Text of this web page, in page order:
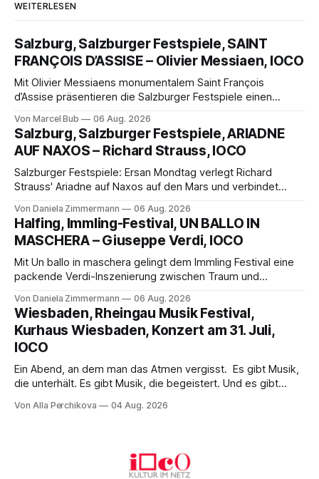
WEITERLESEN
Salzburg, Salzburger Festspiele, SAINT
FRANÇOIS D’ASSISE – Olivier Messiaen, IOCO
Mit Olivier Messiaens monumentalem Saint François
d’Assise präsentieren die Salzburger Festspiele einen
eine bildgewaltige Inszenierung, Maxime Pascal entfaltet
die komplexe Partitur eindrucksvoll, Philippe Sly berührt als
Franziskus.
Von Marcel Bub 06 Aug. 2026
Salzburg, Salzburger Festspiele, ARIADNE
AUF NAXOS – Richard Strauss, IOCO
Salzburger Festspiele: Ersan Mondtag verlegt Richard
Strauss' Ariadne auf Naxos auf den Mars und verbindet
Aufführung mit starken Solisten und den Wiener
Philharmonikern, szenisch bleibt der zweite Akt jedoch
hinter den Erwartungen zurück.
Von Daniela Zimmermann 06 Aug. 2026
Halfing, Immling-Festival, UN BALLO IN
MASCHERA – Giuseppe Verdi, IOCO
Mit Un ballo in maschera gelingt dem Immling Festival eine
packende Verdi-Inszenierung zwischen Traum und
psychologische Tiefe mit starken Bildern, getragen von
einem spielfreudigen Ensemble und einer musikalisch
überzeugenden Gesamtleistung.
Von Daniela Zimmermann 06 Aug. 2026
Wiesbaden, Rheingau Musik Festival,
Kurhaus Wiesbaden, Konzert am 31. Juli,
IOCO
Ein Abend, an dem man das Atmen vergisst. Es gibt Musik,
die unterhält. Es gibt Musik, die begeistert. Und es gibt
Genau so war der Abend im Kurhaus Wiesbaden, an dem
Von Alla Perchikova 04 Aug. 2026